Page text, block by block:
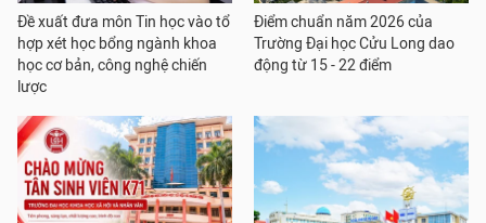
Đề xuất đưa môn Tin học vào tổ
hợp xét học bổng ngành khoa
học cơ bản, công nghệ chiến
lược
Điểm chuẩn năm 2026 của
Trường Đại học Cửu Long dao
động từ 15 - 22 điểm